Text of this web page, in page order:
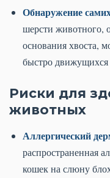
Обнаружение
шерсти животного,
основания хвоста,
быстро движущихся
Риски для
животных
Аллергический
распространенная
кошек на слюну